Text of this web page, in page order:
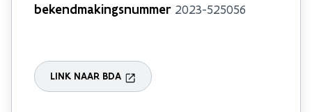
bekendmakingsnummer 2023-525056
LINK NAAR BDA